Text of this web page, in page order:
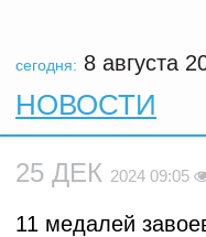
сегодня: 8 августа
НОВОСТИ
25 ДЕК 2024 09:05
11 медалей